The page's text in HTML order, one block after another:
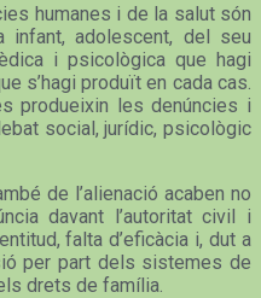
humanes i de la salut són
infant, adolescent, del seu
i psicològica que hagi
s’hagi produït en cada cas.
produeixin les denúncies i
social, jurídic, psicològic
de l’alienació acaben no
davant l’autoritat civil i
falta d’eficàcia i, dut a
per part dels sistemes de
drets de família.